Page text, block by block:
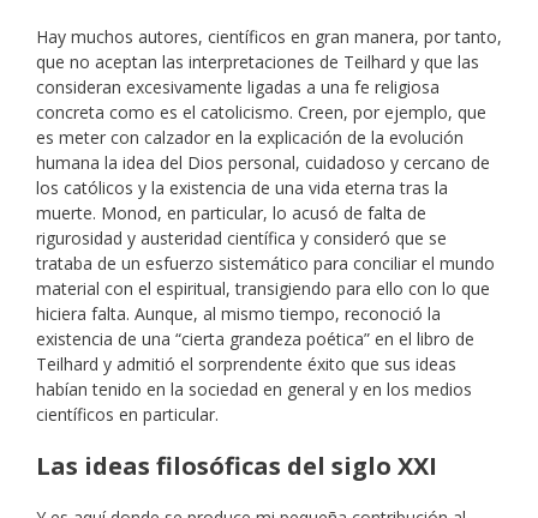
Hay muchos autores, científicos en gran manera, por tanto,
que no aceptan las interpretaciones de Teilhard y que las
consideran excesivamente ligadas a una fe religiosa
concreta como es el catolicismo. Creen, por ejemplo, que
es meter con calzador en la explicación de la evolución
humana la idea del Dios personal, cuidadoso y cercano de
los católicos y la existencia de una vida eterna tras la
muerte. Monod, en particular, lo acusó de falta de
rigurosidad y austeridad científica y consideró que se
trataba de un esfuerzo sistemático para conciliar el mundo
material con el espiritual, transigiendo para ello con lo que
hiciera falta. Aunque, al mismo tiempo, reconoció la
existencia de una “cierta grandeza poética” en el libro de
Teilhard y admitió el sorprendente éxito que sus ideas
habían tenido en la sociedad en general y en los medios
científicos en particular.
Las ideas filosóficas del siglo XXI